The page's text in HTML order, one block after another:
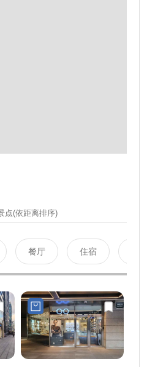
点(依距离排序)
餐厅 住宿